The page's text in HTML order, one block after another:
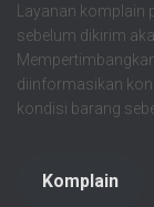
Layanan komplain
sebelum dikirim
diinformasikan
kondisi barang
Komplain